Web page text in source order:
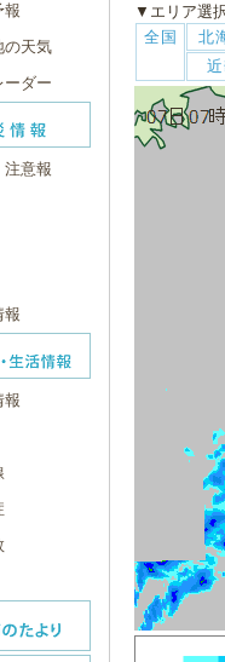
報
の天気
ーダー
注意報
報
報
▼エリア選
全国
北